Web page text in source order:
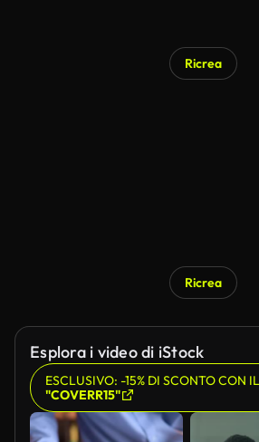
Ricrea
Ricrea
Esplora i video di iStock
ESCLUSIVO: -15% DI SCONTO CON
"COVERR15"